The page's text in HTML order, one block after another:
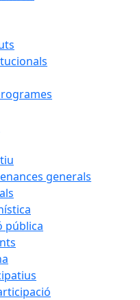
generals
pública